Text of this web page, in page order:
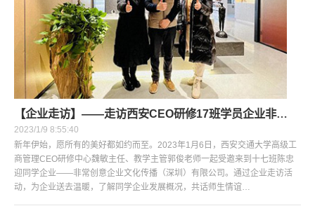
【企业走访】——走访西安CEO研修17班学员企业非常创意企业文化传播（深圳）有限公司
2023/1/9 8:55:40
新年伊始，愿所有的美好都如约而至。2023年1月6日，西安交通大学高级工
商管理CEO研修中心魏敏主任、教学主管郭俊老师一起受邀来到十七班陈忠
迎同学企业——非常创意企业文化传播（深圳）有限公司。通过企业走访活
动，为企业送去温暖，了解同学企业发展概况，共话师生情谊…